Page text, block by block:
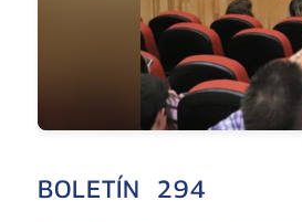
BOLETÍN 294